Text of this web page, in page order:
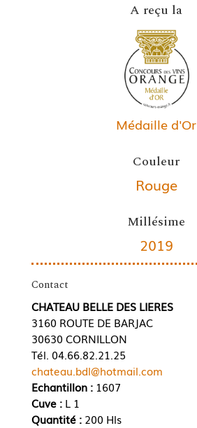
A reçu la
Médaille d'Or
Couleur
Rouge
Millésime
2019
Contact
CHATEAU BELLE DES LIERES
3160 ROUTE DE BARJAC
30630 CORNILLON
Tél. 04.66.82.21.25
chateau.bdl@hotmail.com
Echantillon :1607
Cuve : L 1
Quantité : 200 Hls